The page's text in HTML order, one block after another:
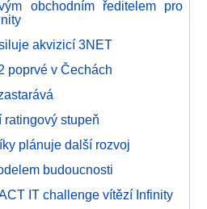
obchodním ředitelem pro
akvizicí 3NET
poprvé v Čechách
stupeň
plánuje další rozvoj
budoucnosti
IT challenge vítězí Infinity